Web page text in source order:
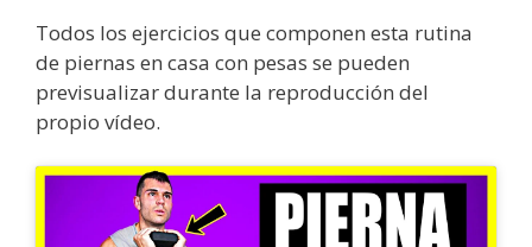
Todos los ejercicios que componen esta rutina
de piernas en casa con pesas se pueden
previsualizar durante la reproducción del
propio vídeo.